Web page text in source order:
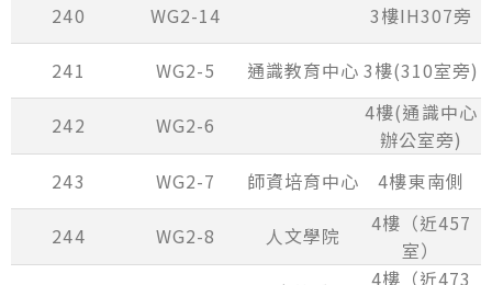
240
WG2-14 3樓IH307旁
241 WG2-5 通識教育中心 3樓(310室旁)
242 WG2-6
4樓(通識中心
辦公室旁)
243
WG2-7 師資培育中心 4樓東南側
244 WG2-8 人文學院
4樓（近457
室）
4樓（近473